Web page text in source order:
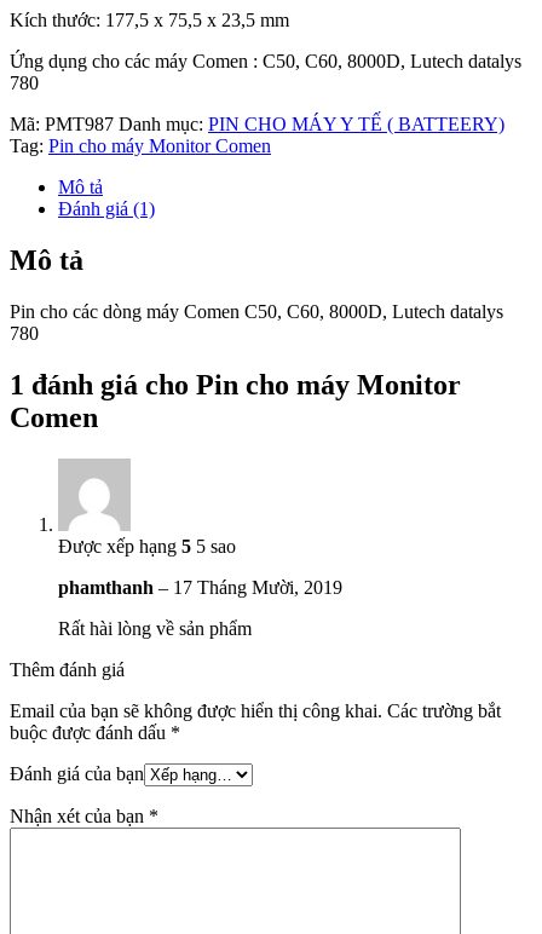
Kích thước: 177,5 x 75,5 x 23,5 mm
Ứng dụng cho các máy Comen : C50, C60, 8000D, Lutech datalys
780
Mã: PMT987 Danh mục: PIN CHO MÁY Y TẾ ( BATTEERY)
Tag: Pin cho máy Monitor Comen
Mô tả
Đánh giá (1)
Mô tả
Pin cho các dòng máy Comen C50, C60, 8000D, Lutech datalys
780
1 đánh giá cho Pin cho máy Monitor
Comen
Được xếp hạng 5 5 sao
phamthanh – 17 Tháng Mười, 2019
Rất hài lòng về sản phẩm
Thêm đánh giá
Email của bạn sẽ không được hiển thị công khai. Các trường bắt
buộc được đánh dấu *
Đánh giá của bạn
Nhận xét của bạn *